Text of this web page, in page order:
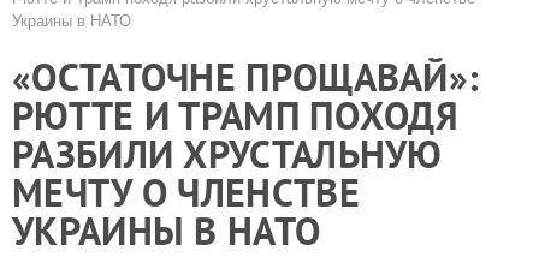
Строка
навигации
Украины в НАТО
«ОСТАТОЧНЕ ПРОЩАВАЙ»:
РЮТТЕ И ТРАМП ПОХОДЯ
РАЗБИЛИ ХРУСТАЛЬНУЮ
МЕЧТУ О ЧЛЕНСТВЕ
УКРАИНЫ В НАТО